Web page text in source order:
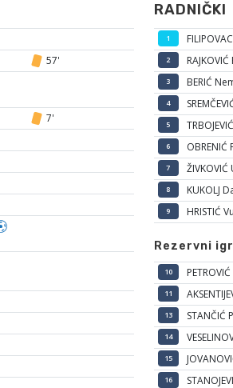
57'
7'
RADNIČKI
1
2
3 BERIĆ
4
5
6 OBRENIĆ
7 ŽIVKOVIĆ
8 KUKOLJ
9 HRISTIĆ
Rezervni
10
11
13 STANČIĆ
14
15
16